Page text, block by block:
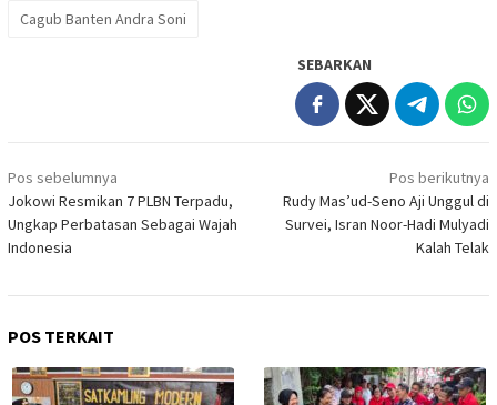
Cagub Banten Andra Soni
SEBARKAN
Navigasi
pos
Pos sebelumnya
Jokowi Resmikan 7 PLBN Terpadu,
Ungkap Perbatasan Sebagai Wajah
Indonesia
Pos berikutnya
Rudy Mas’ud-Seno Aji Unggul di
Survei, Isran Noor-Hadi Mulyadi
Kalah Telak
POS TERKAIT